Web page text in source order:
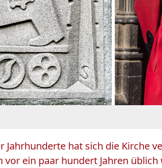
Jahrhunderte hat sich die Kirche
vor ein paar hundert Jahren